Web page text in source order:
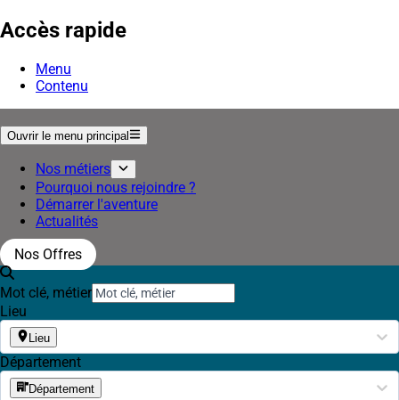
Accès rapide
Menu
Contenu
Ouvrir le menu principal
Nos métiers
Pourquoi nous rejoindre ?
Démarrer l'aventure
Actualités
Nos Offres
Mot clé, métier
Lieu
Lieu
Département
Département